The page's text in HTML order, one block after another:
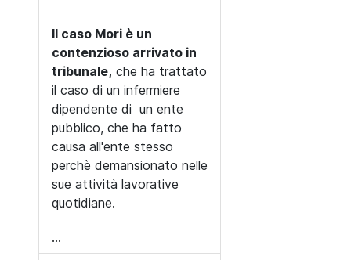
Il caso Mori è un
contenzioso arrivato in
tribunale, che ha trattato
il caso di un infermiere
dipendente di un ente
pubblico, che ha fatto
causa all'ente stesso
perchè demansionato nelle
sue attività lavorative
quotidiane.
...